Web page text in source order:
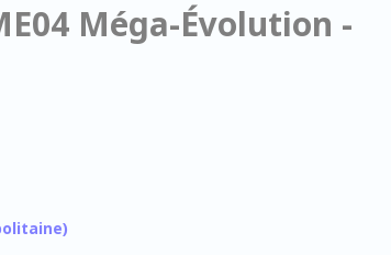
Méga-Évolution -